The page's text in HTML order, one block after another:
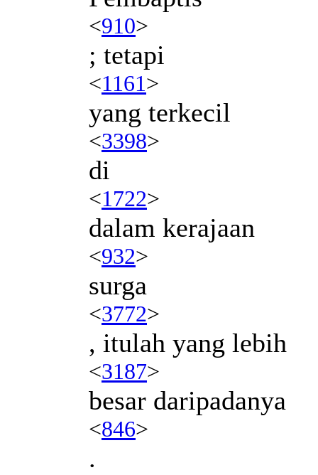
<910>
; tetapi
<1161>
yang terkecil
<3398>
di
<1722>
dalam kerajaan
<932>
surga
<3772>
, itulah yang lebih
<3187>
besar daripadanya
<846>
.